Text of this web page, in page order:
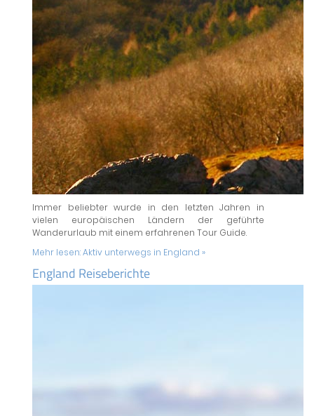
Immer beliebter wurde in den letzten Jahren in
vielen europäischen Ländern der geführte
Wanderurlaub mit einem erfahrenen Tour Guide.
Mehr lesen:Aktiv unterwegs in England »
England Reiseberichte